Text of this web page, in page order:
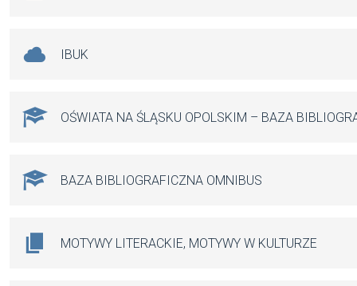
IBUK
OŚWIATA NA ŚLĄSKU OPOLSKIM – BAZA
BAZA BIBLIOGRAFICZNA OMNIBUS
MOTYWY LITERACKIE, MOTYWY W KULTURZE